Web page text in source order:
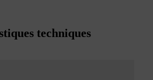
techniques